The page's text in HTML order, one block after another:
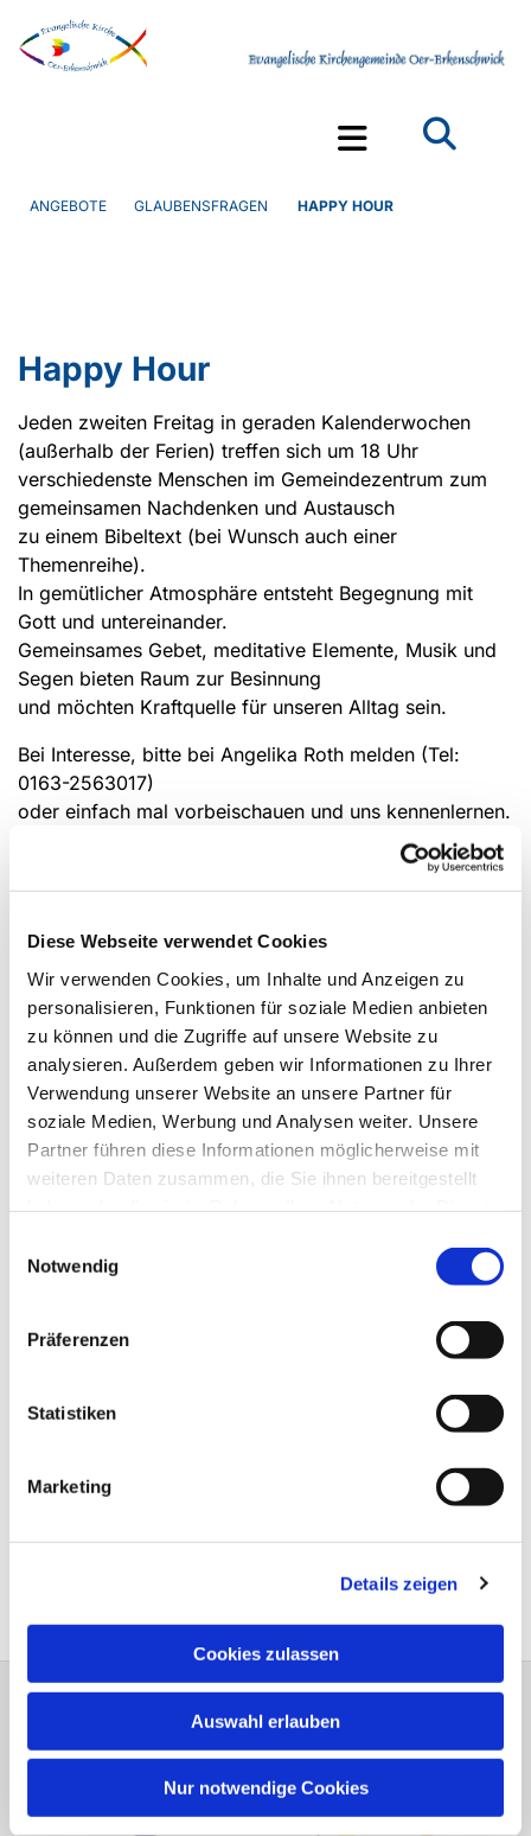
Diese Webseite verwendet Cookies
Wir verwenden Cookies, um Inhalte und Anzeigen zu
personalisieren, Funktionen für soziale Medien anbieten
zu können und die Zugriffe auf unsere Website zu
analysieren. Außerdem geben wir Informationen zu Ihrer
Verwendung unserer Website an unsere Partner für
soziale Medien, Werbung und Analysen weiter. Unsere
Partner führen diese Informationen möglicherweise mit
weiteren Daten zusammen, die Sie ihnen bereitgestellt
Notwendig
Präferenzen
Statistiken
Marketing
Details zeigen
Cookies zulassen
Auswahl erlauben
Nur notwendige Cookies
ANGEBOTE GLAUBENSFRAGEN HAPPY HOUR
Happy Hour
Jeden zweiten Freitag in geraden Kalenderwochen
(außerhalb der Ferien) treffen sich um 18 Uhr
verschiedenste Menschen im Gemeindezentrum zum
gemeinsamen Nachdenken und Austausch
zu einem Bibeltext (bei Wunsch auch einer
Themenreihe).
In gemütlicher Atmosphäre entsteht Begegnung mit
Gott und untereinander.
Gemeinsames Gebet, meditative Elemente, Musik und
Segen bieten Raum zur Besinnung
und möchten Kraftquelle für unseren Alltag sein.
Bei Interesse, bitte bei Angelika Roth melden (Tel:
0163-2563017)
oder einfach mal vorbeischauen und uns kennenlernen.
Happy Hour machtSommerpause! Das nächste
angelika.roth@evangelisch-in-oe.de